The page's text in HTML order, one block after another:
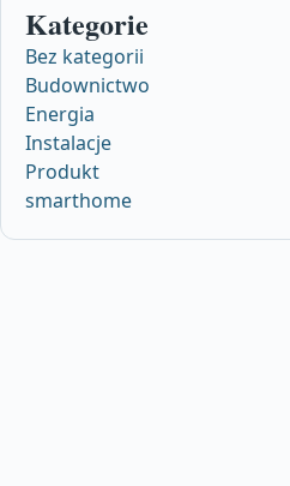
Kategorie
Bez kategorii
Budownictwo
Energia
Instalacje
Produkt
smarthome